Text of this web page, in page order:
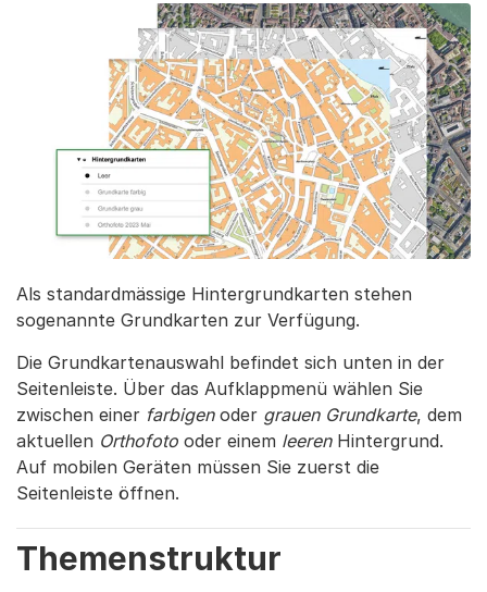
Als standardmässige Hintergrundkarten stehen
sogenannte Grundkarten zur Verfügung.
Die Grundkartenauswahl befindet sich unten in der
Seitenleiste. Über das Aufklappmenü wählen Sie
zwischen einer farbigenoder grauen Grundkarte, dem
aktuellen Orthofoto oder einem leerenHintergrund.
Auf mobilen Geräten müssen Sie zuerst die
Seitenleiste öffnen.
Themenstruktur